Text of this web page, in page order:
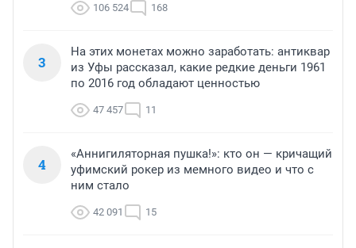
106 524 168
3
На этих монетах можно заработать: антиквар
из Уфы рассказал, какие редкие деньги 1961
по 2016 год обладают ценностью
47 457 11
4
«Аннигиляторная пушка!»: кто он — кричащий
уфимский рокер из мемного видео и что с
ним стало
42 091 15